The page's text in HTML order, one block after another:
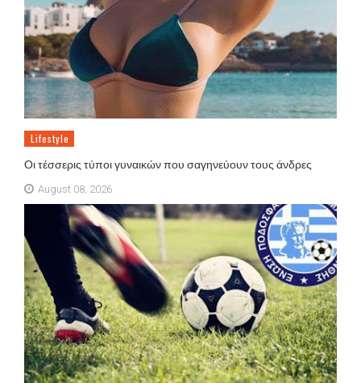
Lifestyle
Οι τέσσερις τύποι γυναικών που σαγηνεύουν τους άνδρες
August 08, 2026